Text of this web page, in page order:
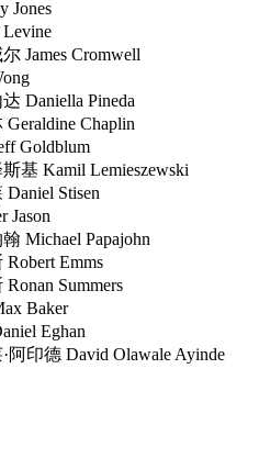
Cromwell
Pineda
Chaplin
Lemieszewski
Stisen
Papajohn
Emms
Summers
Eghan
David Olawale Ayinde